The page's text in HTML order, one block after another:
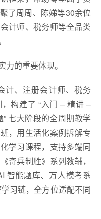
了周周、陈娣等30余位
计师、税务师等全品类
力的重要体现。
计、注册会计师、税务
构建了 “入门 – 精讲 –
七大阶段的全周期教学
，用生活化案例拆解专
学习课程，支持多端同
奇兵制胜》系列教辅，
智能题库、万人模考系
习链，全方位适配不同